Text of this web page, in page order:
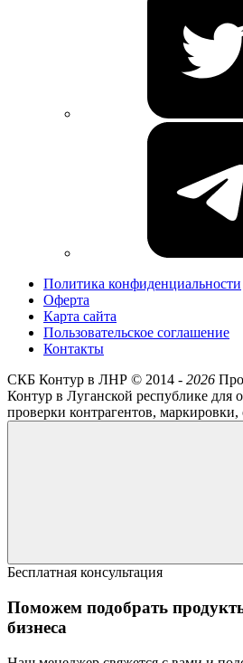
Политика конфиденциальности
Оферта
Карта сайта
Пользовательское соглашение
Контакты
СКБ Контур в ЛНР © 2014 - 2026
Контур в Луганской республике для
проверки контрагентов, маркировки,
Бесплатная консультация
Поможем подобрать
бизнеса